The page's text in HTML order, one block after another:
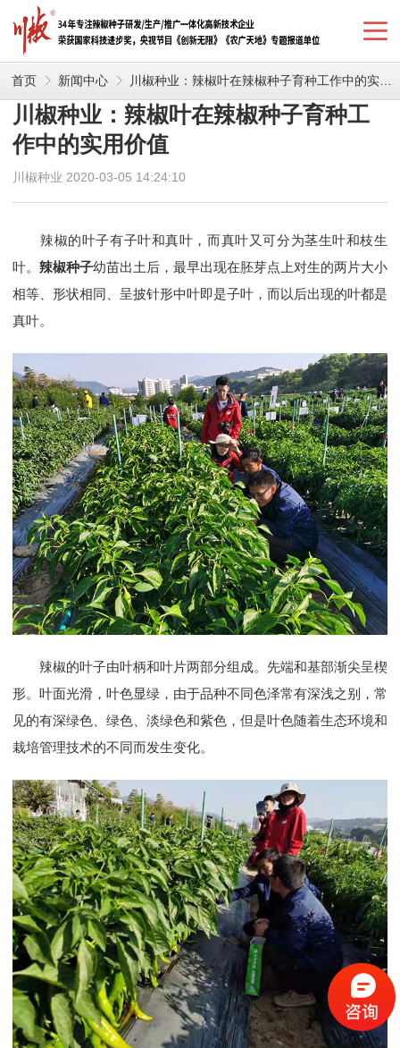
首页 新闻中心 川椒种业：辣椒叶在辣椒种子育种工作中的实用价值
川椒种业：辣椒叶在辣椒种子育种工
作中的实用价值
川椒种业 2020-03-05 14:24:10
辣椒的叶子有子叶和真叶，而真叶又可分为茎生叶和枝生
叶。 辣椒种子幼苗出土后，最早出现在胚芽点上对生的两片大小
相等、形状相同、呈披针形中叶即是子叶，而以后出现的叶都是
真叶。
辣椒的叶子由叶柄和叶片两部分组成。先端和基部渐尖呈楔
形。叶面光滑，叶色显绿，由于品种不同色泽常有深浅之别，常
见的有深绿色、绿色、淡绿色和紫色，但是叶色随着生态环境和
栽培管理技术的不同而发生变化。